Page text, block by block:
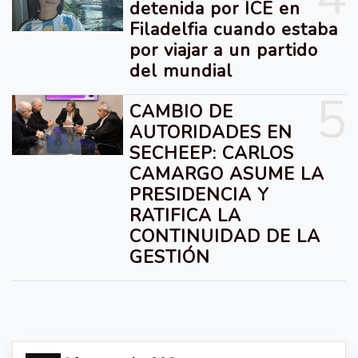
detenida por ICE en
Filadelfia cuando estaba
por viajar a un partido
del mundial
CAMBIO DE
AUTORIDADES EN
SECHEEP: CARLOS
CAMARGO ASUME LA
PRESIDENCIA Y
RATIFICA LA
CONTINUIDAD DE LA
GESTIÓN